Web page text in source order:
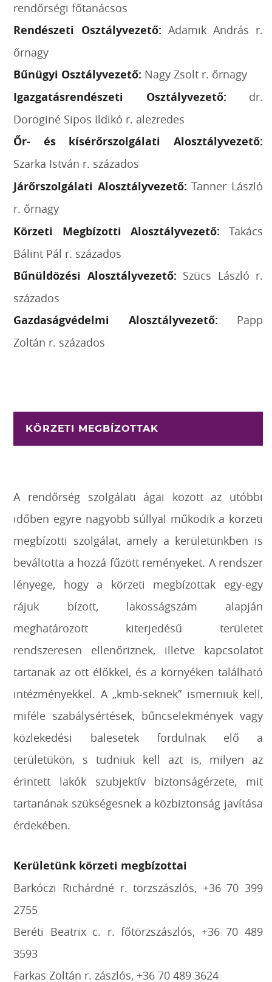
rendőrségi főtanácsos
Rendészeti Osztályvezető: Adamik András r.
őrnagy
Bűnügyi Osztályvezető: Nagy Zsolt r. őrnagy
Igazgatásrendészeti Osztályvezető: dr.
Doroginé Sipos Ildikó r. alezredes
Őr- és kísérőrszolgálati Alosztályvezető:
Szarka István r. százados
Járőrszolgálati Alosztályvezető: Tanner László
r. őrnagy
Körzeti Megbízotti Alosztályvezető: Takács
Bálint Pál r. százados
Bűnüldözési Alosztályvezető: Szücs László r.
százados
Gazdaságvédelmi Alosztályvezető: Papp
Zoltán r. százados
KÖRZETI MEGBÍZOTTAK
A rendőrség szolgálati ágai között az utóbbi
időben egyre nagyobb súllyal működik a körzeti
megbízotti szolgálat, amely a kerületünkben is
beváltotta a hozzá fűzött reményeket. A rendszer
lényege, hogy a körzeti megbízottak egy-egy
rájuk bízott, lakosságszám alapján
meghatározott kiterjedésű területet
rendszeresen ellenőriznek, illetve kapcsolatot
tartanak az ott élőkkel, és a környéken található
intézményekkel. A „kmb-seknek” ismerniük kell,
miféle szabálysértések, bűncselekmények vagy
közlekedési balesetek fordulnak elő a
területükön, s tudniuk kell azt is, milyen az
érintett lakók szubjektív biztonságérzete, mit
tartanának szükségesnek a közbiztonság javítása
érdekében.
Kerületünk körzeti megbízottai
Barkóczi Richárdné r. törzszászlós, +36 70 399
2755
Beréti Beatrix c. r. főtörzszászlós, +36 70 489
3593
Farkas Zoltán r. zászlós, +36 70 489 3624